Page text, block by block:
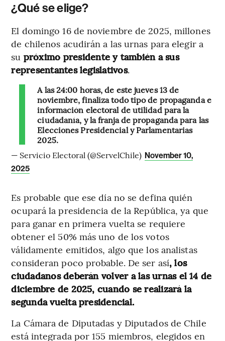
¿Qué se elige?
El domingo 16 de noviembre de 2025, millones
de chilenos acudirán a las urnas para elegir a
su próximo presidente y también a sus
representantes legislativos.
A las 24:00 horas, de este jueves 13 de
noviembre, finaliza todo tipo de propaganda e
información electoral de utilidad para la
ciudadanía, y la franja de propaganda para las
Elecciones Presidencial y Parlamentarias
2025.
— Servicio Electoral (@ServelChile) November 10,
2025
Es probable que ese día no se defina quién
ocupará la presidencia de la República, ya que
para ganar en primera vuelta se requiere
obtener el 50% más uno de los votos
válidamente emitidos, algo que los analistas
consideran poco probable. De ser así, los
ciudadanos deberán volver a las urnas el 14 de
diciembre de 2025, cuando se realizará la
segunda vuelta presidencial.
La Cámara de Diputadas y Diputados de Chile
está integrada por 155 miembros, elegidos en